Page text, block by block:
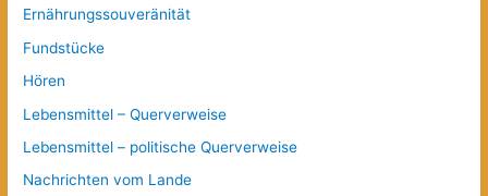
Ernährungssouveränität
Fundstücke
Hören
Lebensmittel – Querverweise
Lebensmittel – politische Querverweise
Nachrichten vom Lande